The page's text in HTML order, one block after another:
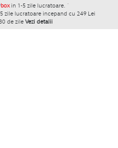
box in 1-5 zile lucratoare. `
zile lucratoare incepand cu 249 Lei
de zile Vezi detalii